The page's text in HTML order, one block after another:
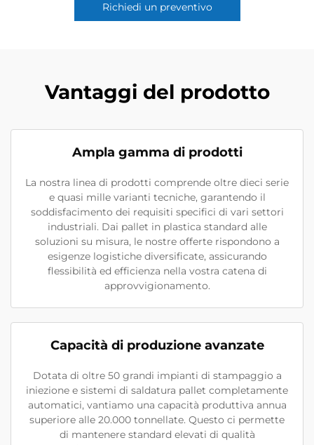
Richiedi un preventivo
Vantaggi del prodotto
Ampla gamma di prodotti
La nostra linea di prodotti comprende oltre dieci serie
e quasi mille varianti tecniche, garantendo il
soddisfacimento dei requisiti specifici di vari settori
industriali. Dai pallet in plastica standard alle
soluzioni su misura, le nostre offerte rispondono a
esigenze logistiche diversificate, assicurando
flessibilità ed efficienza nella vostra catena di
approvvigionamento.
Capacità di produzione avanzate
Dotata di oltre 50 grandi impianti di stampaggio a
iniezione e sistemi di saldatura pallet completamente
automatici, vantiamo una capacità produttiva annua
superiore alle 20.000 tonnellate. Questo ci permette
di mantenere standard elevati di qualità